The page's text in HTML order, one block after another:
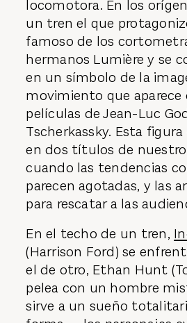
locomotora. En los
un tren el que
famoso de los
hermanos Lumière y se
en un símbolo de la
movimiento que
películas de Jean-Luc
Tscherkassky. Esta
en dos títulos de
cuando las tendencias
parecen agotadas, y las
para rescatar a las
En el techo de un tren,
(Harrison Ford) se
el de otro, Ethan Hunt
pelea con un hombre
sirve a un sueño